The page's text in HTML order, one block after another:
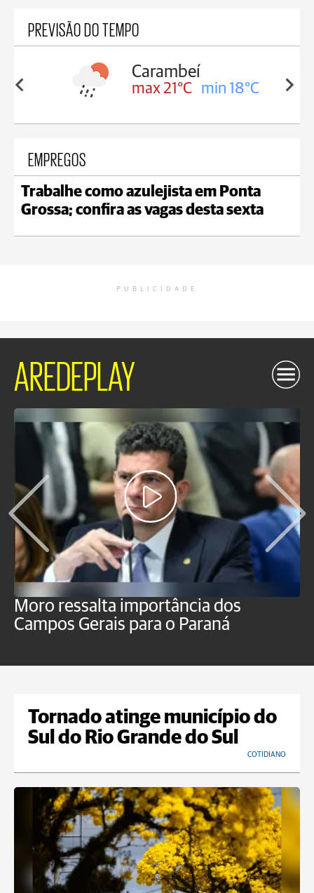
PREVISÃO DO TEMPO
18°C
Carambeí
max 21°C min 18°C
EMPREGOS
Trabalhe como azulejista em Ponta
Grossa; confira as vagas desta sexta
PUBLICIDADE
AREDEPLAY
Moro ressalta importância dos
Campos Gerais para o Paraná
Tornado atinge município do
Sul do Rio Grande do Sul
COTIDIANO